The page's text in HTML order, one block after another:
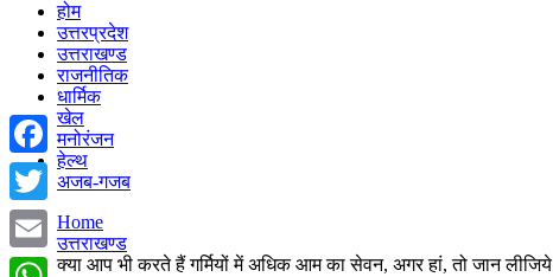
होम
उत्तरप्रदेश
उत्तराखण्ड
राजनीतिक
धार्मिक
खेल
मनोरंजन
हेल्थ
अजब-गजब
Home
उत्तराखण्ड
क्या आप भी करते हैं गर्मियों में अधिक आम का सेवन, अगर हां, तो जान
Facebook
Twitter
Email